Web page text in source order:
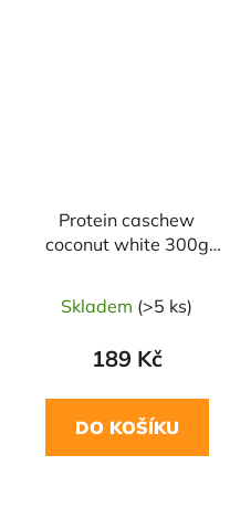
Protein caschew
coconut white 300g
Skladem (>5 ks)
189 Kč
DO KOŠÍKU